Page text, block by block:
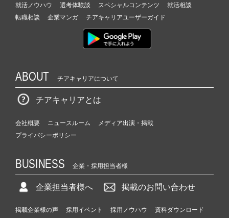
就活ノウハウ 選考体験談 スペシャルコンテンツ
就活相談
転職相談
企業マンガ チアキャリアユーザーガイド
ABOUT チアキャリアについて
チアキャリアとは
会社概要 ニュースルーム
メディア出演・掲載
プライバシーポリシー
BUSINESS 企業・採用担当者様
企業担当者様へ 掲載のお問い合わせ
掲載企業様の声 採用イベント 採用ノウハウ
資料ダウンロード